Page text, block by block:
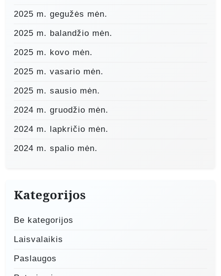
2025 m. gegužės mėn.
2025 m. balandžio mėn.
2025 m. kovo mėn.
2025 m. vasario mėn.
2025 m. sausio mėn.
2024 m. gruodžio mėn.
2024 m. lapkričio mėn.
2024 m. spalio mėn.
Kategorijos
Be kategorijos
Laisvalaikis
Paslaugos